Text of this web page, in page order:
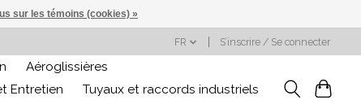
FR S’inscrire / Se connecter
Aéroglissières
Entretien
Tuyaux et raccords industriels
sur les témoins (cookies) »